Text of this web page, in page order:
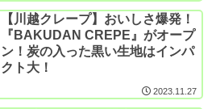
【川越クレープ】おいしさ爆発！
『BAKUDAN CREPE』がオープ
ン！炭の入った黒い生地はインパ
クト大！
2023.11.27